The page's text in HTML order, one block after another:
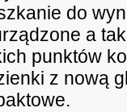
do
a
punktów
z nową